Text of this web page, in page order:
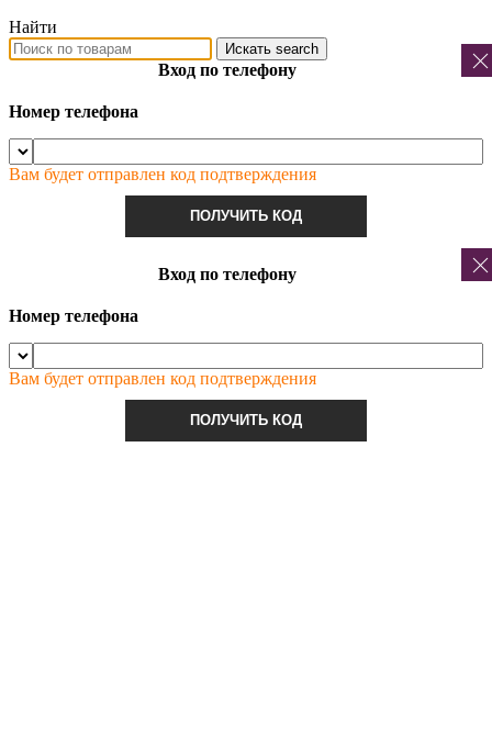
Найти
Искать search
Вход по телефону
Номер телефона
Вам будет отправлен код подтверждения
ПОЛУЧИТЬ КОД
Вход по телефону
Номер телефона
Вам будет отправлен код подтверждения
ПОЛУЧИТЬ КОД